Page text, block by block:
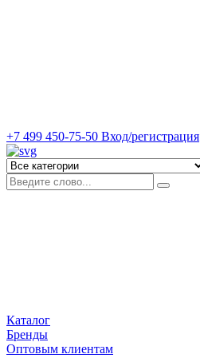
+7 499 450-75-50 Вход/регистрация
Каталог
Бренды
Оптовым клиентам